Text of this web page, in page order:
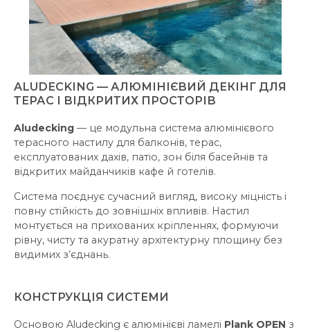
ALUDECKING — АЛЮМІНІЄВИЙ ДЕКІНГ ДЛЯ
ТЕРАС І ВІДКРИТИХ ПРОСТОРІВ
Aludecking — це модульна система алюмінієвого
терасного настилу для балконів, терас,
експлуатованих дахів, патіо, зон біля басейнів та
відкритих майданчиків кафе й готелів.
Система поєднує сучасний вигляд, високу міцність і
повну стійкість до зовнішніх впливів. Настил
монтується на прихованих кріпленнях, формуючи
рівну, чисту та акуратну архітектурну площину без
видимих з’єднань.
КОНСТРУКЦІЯ СИСТЕМИ
Основою Aludecking є алюмінієві ламелі Plank OPEN з